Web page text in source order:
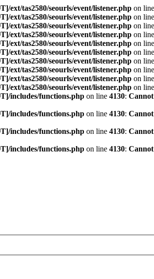
ext/tas2580/seourls/event/listener.php on line
ext/tas2580/seourls/event/listener.php on line
ext/tas2580/seourls/event/listener.php on line
ext/tas2580/seourls/event/listener.php on line
ext/tas2580/seourls/event/listener.php on line
ext/tas2580/seourls/event/listener.php on line
ext/tas2580/seourls/event/listener.php on line
ext/tas2580/seourls/event/listener.php on line
ext/tas2580/seourls/event/listener.php on line
ext/tas2580/seourls/event/listener.php on line
includes/functions.php on line 4130:
includes/functions.php on line 4130:
includes/functions.php on line 4130:
includes/functions.php on line 4130: